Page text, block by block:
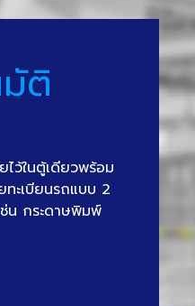
ติ
ไว้ในตู้เดียวพร้อม
ะเบียนรถแบบ 2
น กระดาษพิมพ์